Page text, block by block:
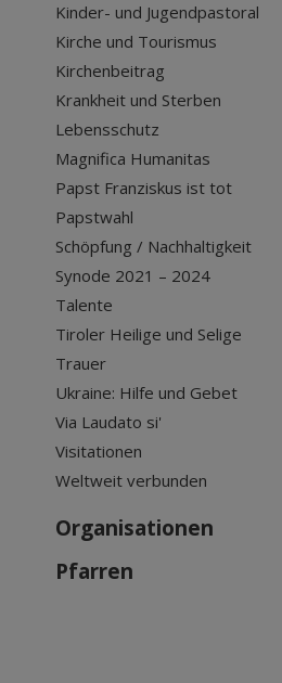
Kinder- und Jugendpastoral
Kirche und Tourismus
Kirchenbeitrag
Krankheit und Sterben
Lebensschutz
Magnifica Humanitas
Papst Franziskus ist tot
Papstwahl
Schöpfung / Nachhaltigkeit
Synode 2021 – 2024
Talente
Tiroler Heilige und Selige
Trauer
Ukraine: Hilfe und Gebet
Via Laudato si'
Visitationen
Weltweit verbunden
Organisationen
Pfarren